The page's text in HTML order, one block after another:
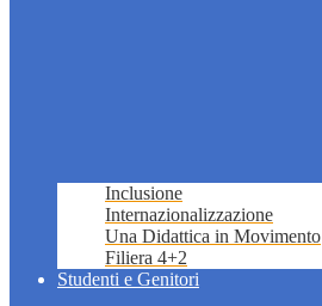
Inclusione
Internazionalizzazione
Una Didattica in Movimento
Filiera 4+2
Studenti e Genitori